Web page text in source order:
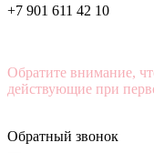
+7 901 611 42 10
Обратите внимание,
действующие при
Обратный звонок